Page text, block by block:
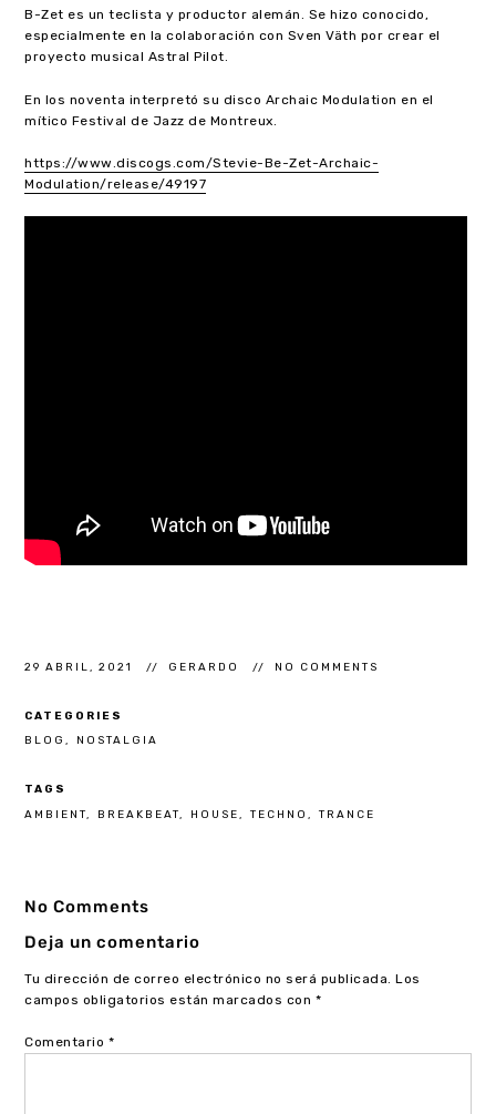
B-Zet es un teclista y productor alemán. Se hizo conocido,
especialmente en la colaboración con Sven Väth por crear el
proyecto musical Astral Pilot.
En los noventa interpretó su disco Archaic Modulation en el
mítico Festival de Jazz de Montreux.
https://www.discogs.com/Stevie-Be-Zet-Archaic-
Modulation/release/49197
29 ABRIL, 2021 GERARDO NO COMMENTS
CATEGORIES
BLOG NOSTALGIA
TAGS
AMBIENT BREAKBEAT HOUSE TECHNO TRANCE
No Comments
Deja un comentario
Tu dirección de correo electrónico no será publicada. Los
campos obligatorios están marcados con *
Comentario *